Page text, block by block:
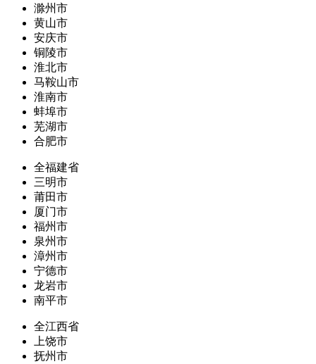
滁州市
黄山市
安庆市
铜陵市
淮北市
马鞍山市
淮南市
蚌埠市
芜湖市
合肥市
全福建省
三明市
莆田市
厦门市
福州市
泉州市
漳州市
宁德市
龙岩市
南平市
全江西省
上饶市
抚州市